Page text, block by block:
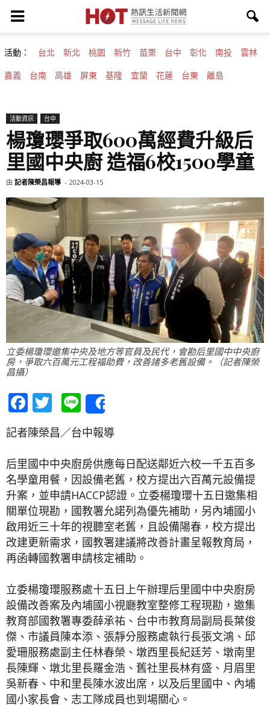
活動： 台北 新北 桃園 新竹 苗栗 台中 彰化 南投 雲林
嘉義 台南 高雄 屏東 基隆 宜蘭 花蓮 台東 離島
活動資訊 台中
楊瓊瓔爭取600萬經費升級后
里國中央廚 造福6校1500學童
由 記者陳榮昌報導 - 2024-03-15
立委楊瓊瓔邀集中央及地方等官員及民代，會勘后里國中中央廚
房，爭取六百萬元工程福助費，改善諸多老舊設備。（記者陳榮
昌攝）
Facebook
Twitter
Line
記者陳榮昌／台中報導
后里國中中央廚房供應每日配送鄰近六校一千五百多
名學童用餐，因設備老舊，校方提出六百萬元設備提
升案，並申請HACCP認證。立委楊瓊瓔十五日邀集相
關單位現勘，國教署允諾列為優先補助，另內埔國小
啟用近三十年的視聽室老舊，且設備陽春，校方提出
改建更新需求，國教署建議將改善計畫呈報教育局，
再函轉國教署申請核定補助。
立委楊瓊瓔服務處十五日上午辦理后里國中中央廚房
設備改善案及內埔國小視廳教室整修工程現勘，邀集
教育部國教署專委薛承祐、台中市教育局副局長葉俊
傑、市議員陳本添、張靜分服務處執行長張文鴻、邱
愛珊服務處副主任林春榮、墩西里長紀廷芳、墩南里
長陳輝、墩北里長羅金浩、舊社里長林有盛、月眉里
吳新春、中和里長陳水波出席，以及后里國中、內埔
國小家長會、志工隊成員也到場關心。